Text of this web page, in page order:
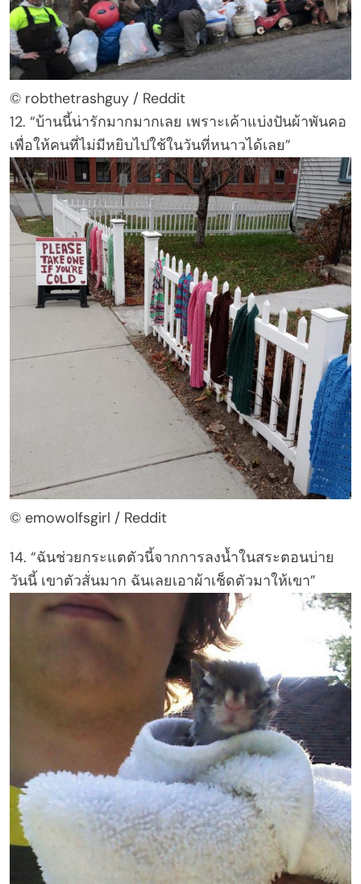
© robthetrashguy / Reddit
12. “บ้านนี้น่ารักมากมากเลย เพราะเค้าแบ่งปันผ้าพันคอ
เพื่อให้คนที่ไม่มีหยิบไปใช้ในวันที่หนาวได้เลย”
© emowolfsgirl / Reddit
14. “ฉันช่วยกระแตตัวนี้จากการลงน้ำในสระตอนบ่าย
วันนี้ เขาตัวสั่นมาก ฉันเลยเอาผ้าเช็ดตัวมาให้เขา”